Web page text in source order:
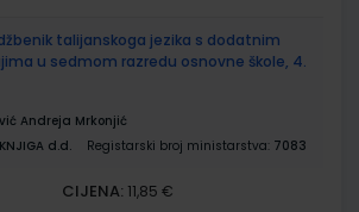
talijanskoga jezika s dodatnim
u sedmom razredu osnovne škole, 4.
Andreja Mrkonjić
d.d. Registarski broj ministarstva: 7083
CIJENA: 11,85 €